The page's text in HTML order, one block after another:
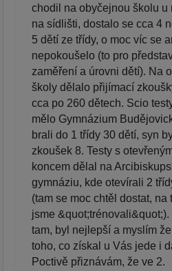
chodil na obyčejnou školu u
na sídlišti, dostalo se cca 4
5 dětí ze třídy, o moc víc se
nepokoušelo (to pro
zaměření a úrovni dětí). Na
školy dělalo přijímací
cca po 260 dětech. Scio
mělo Gymnázium
brali do 1 třídy 30 dětí, syn
zkoušek 8. Testy s
koncem dělal na
gymnáziu, kde otevírali 2
(tam se moc chtěl dostat, na
jsme &quot;trénovali&quot;).
tam, byl nejlepší a myslím
toho, co získal u Vás jede i
Poctivě přiznávám, že ve 2.